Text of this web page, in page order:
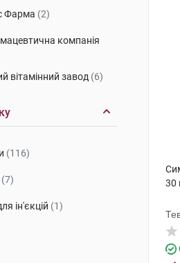
Фарма (2)
компанія
вітамінний завод (6)
Індастріз
(116)
(7)
ін'єкцій (1)
30